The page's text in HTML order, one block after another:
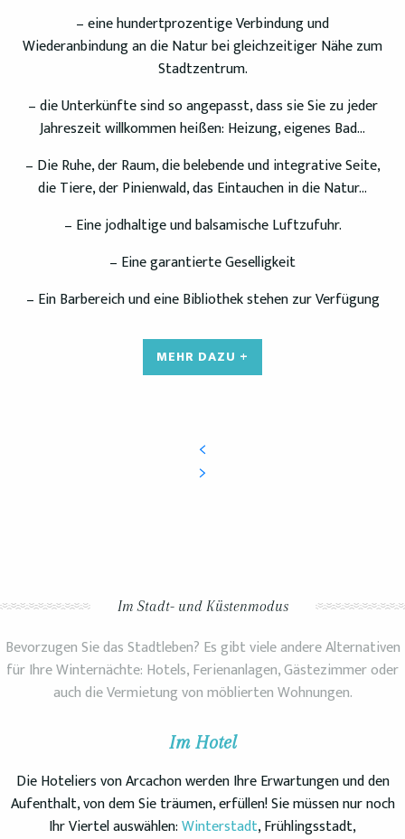
– eine hundertprozentige Verbindung und
Wiederanbindung an die Natur bei gleichzeitiger Nähe zum
Stadtzentrum.
– die Unterkünfte sind so angepasst, dass sie Sie zu jeder
Jahreszeit willkommen heißen: Heizung, eigenes Bad…
– Die Ruhe, der Raum, die belebende und integrative Seite,
die Tiere, der Pinienwald, das Eintauchen in die Natur…
– Eine jodhaltige und balsamische Luftzufuhr.
– Eine garantierte Geselligkeit
– Ein Barbereich und eine Bibliothek stehen zur Verfügung
MEHR DAZU +
Im Stadt- und Küstenmodus
Bevorzugen Sie das Stadtleben? Es gibt viele andere Alternativen
für Ihre Winternächte: Hotels, Ferienanlagen, Gästezimmer oder
auch die Vermietung von möblierten Wohnungen.
Im Hotel
Die Hoteliers von Arcachon werden Ihre Erwartungen und den
Aufenthalt, von dem Sie träumen, erfüllen! Sie müssen nur noch
Ihr Viertel auswählen:Winterstadt, Frühlingsstadt,